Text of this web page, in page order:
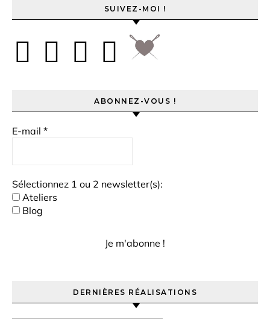
SUIVEZ-MOI !
ABONNEZ-VOUS !
E-mail *
Sélectionnez 1 ou 2 newsletter(s):
Ateliers
Blog
DERNIÈRES RÉALISATIONS